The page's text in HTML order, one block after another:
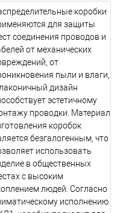
коробки
для защиты
соединения проводов и
от механических
от
пыли и влаги,
дизайн
эстетичному
проводки. Материал
коробок
безгалогенным, что
использовать
в общественных
с высоким
людей. Согласно
исполнению